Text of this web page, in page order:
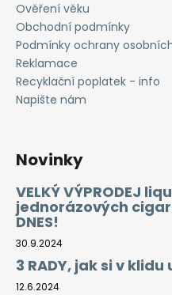
Ověření věku
Obchodní podmínky
Podmínky ochrany
Reklamace
Recyklační poplatek - info
Napište nám
Novinky
VELKÝ VÝPRODEJ
jednorázových
DNES!
30.9.2024
3 RADY, jak si v
12.6.2024